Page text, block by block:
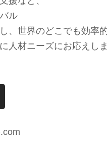
ル
、 世界のどこでも効率
人材ニーズにお応えしま